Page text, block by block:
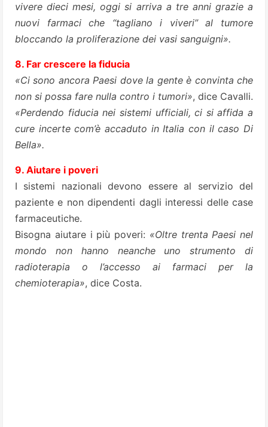
vivere dieci mesi, oggi si arriva a tre anni grazie a
nuovi farmaci che “tagliano i viveri” al tumore
bloccando la proliferazione dei vasi sanguigni».
8. Far crescere la fiducia
«Ci sono ancora Paesi dove la gente è convinta che
non si possa fare nulla contro i tumori», dice Cavalli.
«Perdendo fiducia nei sistemi ufficiali, ci si affida a
cure incerte com’è accaduto in Italia con il caso Di
Bella».
9. Aiutare i poveri
I sistemi nazionali devono essere al servizio del
paziente e non dipendenti dagli interessi delle case
farmaceutiche.
Bisogna aiutare i più poveri: «Oltre trenta Paesi nel
mondo non hanno neanche uno strumento di
radioterapia o l’accesso ai farmaci per la
chemioterapia», dice Costa.